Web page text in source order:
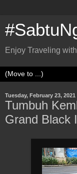
Enjoy Traveling
Tuesday, February 23, 2021
Tumbuh
Grand Black